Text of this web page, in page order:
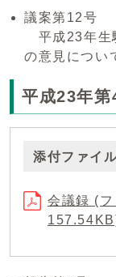
議案第12号
平成23年生
の意見につい
平成23年
添付ファイ
会議録 (